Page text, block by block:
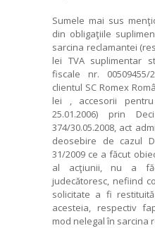
Sumele mai sus
din obligaţiile
sarcina reclamantei
lei TVA suplimentar
fiscale nr. 00509455/
clientul SC Romex
lei , accesorii pentru
25.01.2006) prin
374/30.05.2008, act
deosebire de cazul
31/2009 ce a făcut
al acţiunii, nu a
judecătoresc, nefiind
solicitate a fi
acesteia, respectiv
mod nelegal în sarcina